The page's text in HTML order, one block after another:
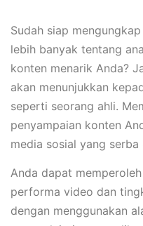
Sudah siap
lebih banyak tentang
konten menarik Anda?
akan menunjukkan
seperti seorang ahli.
penyampaian konten
media sosial yang
Anda dapat
performa video dan
dengan menggunakan